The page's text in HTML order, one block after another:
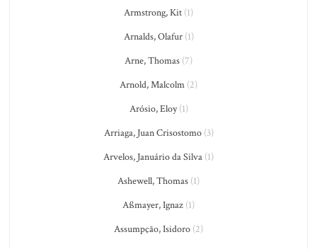
Armstrong, Kit (1)
Arnalds, Olafur(1)
Arne, Thomas (7)
Arnold, Malcolm (2)
Arósio, Eloy(1)
Arriaga, Juan Crisostomo(3)
Arvelos, Januário da Silva (1)
Ashewell, Thomas (1)
Aßmayer, Ignaz (1)
Assumpção, Isidoro (2)